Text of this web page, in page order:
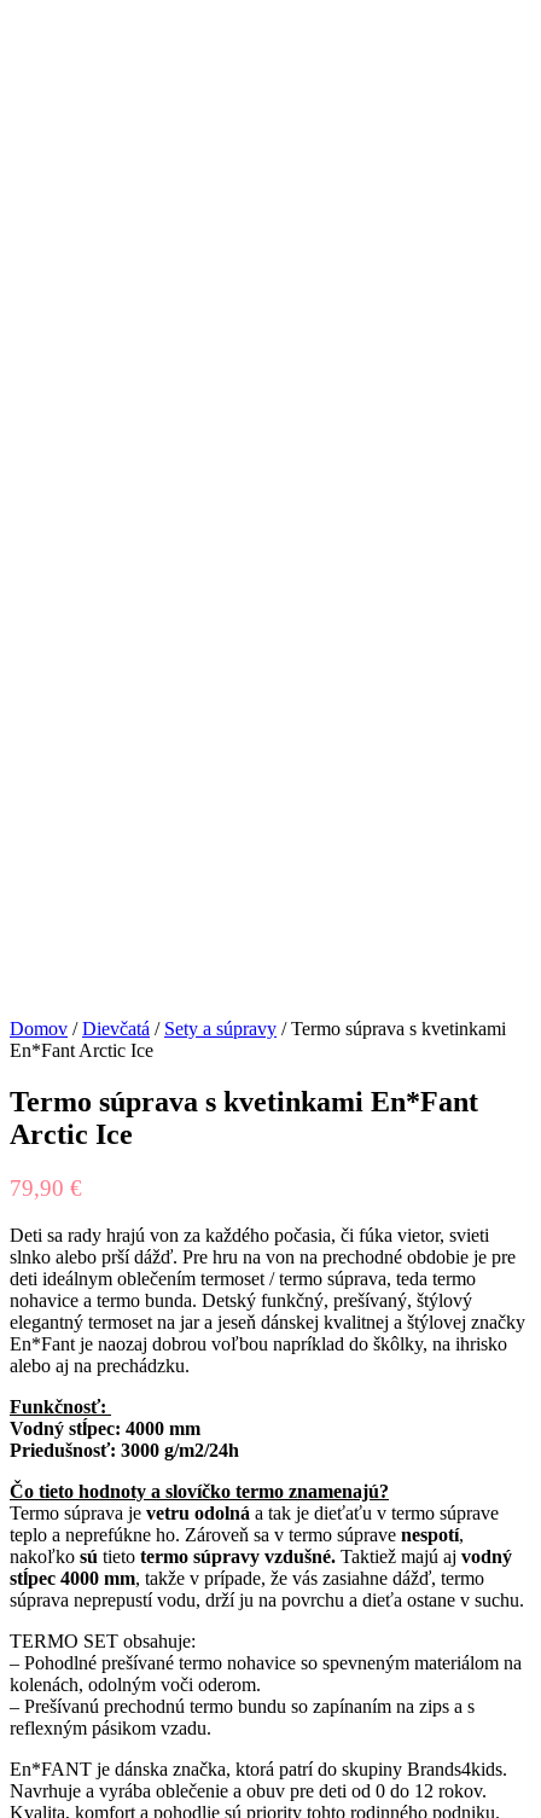
Domov /Dievčatá / Sety a súpravy / Termo súprava s kvetinkami
En*Fant Arctic Ice
Termo súprava s kvetinkami En*Fant
Arctic Ice
79,90 €
Deti sa rady hrajú von za každého počasia, či fúka vietor, svieti
slnko alebo prší dážď. Pre hru na von na prechodné obdobie je pre
deti ideálnym oblečením termoset / termo súprava, teda termo
nohavice a termo bunda. Detský funkčný, prešívaný, štýlový
elegantný termoset na jar a jeseň dánskej kvalitnej a štýlovej značky
En*Fant je naozaj dobrou voľbou napríklad do škôlky, na ihrisko
alebo aj na prechádzku.
Funkčnosť:
Vodný stĺpec: 4000 mm
Priedušnosť: 3000 g/m2/24h
Čo tieto hodnoty a slovíčko termo znamenajú?
Termo súprava je vetru odolná a tak je dieťaťu v termo súprave
teplo a neprefúkne ho. Zároveň sa v termo súprave nespotí,
nakoľko sú tieto termo súpravy vzdušné. Taktiež majú aj vodný
stĺpec 4000 mm, takže v prípade, že vás zasiahne dážď, termo
súprava neprepustí vodu, drží ju na povrchu a dieťa ostane v suchu.
TERMO SET obsahuje:
– Pohodlné prešívané termo nohavice so spevneným materiálom na
kolenách, odolným voči oderom.
– Prešívanú prechodnú termo bundu so zapínaním na zips a s
reflexným pásikom vzadu.
En*FANT je dánska značka, ktorá patrí do skupiny Brands4kids.
Navrhuje a vyrába oblečenie a obuv pre deti od 0 do 12 rokov.
Kvalita, komfort a pohodlie sú priority tohto rodinného podniku.